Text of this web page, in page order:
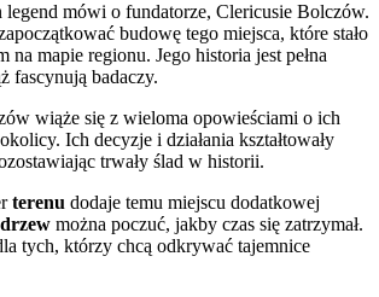
legend mówi o fundatorze, Clericusie Bolczów.
budowę tego miejsca, które stało
na mapie regionu. Jego historia jest pełna
fascynują badaczy.
wiąże się z wieloma opowieściami o ich
Ich decyzje i działania kształtowały
trwały ślad w historii.
terenu dodaje temu miejscu dodatkowej
drzew można poczuć, jakby czas się zatrzymał.
tych, którzy chcą odkrywać tajemnice